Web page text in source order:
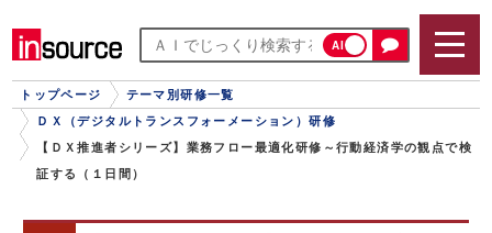
AI
トップページ
テーマ別研修一覧
ＤＸ（デジタルトランスフォーメーション）研修
【ＤＸ推進者シリーズ】業務フロー最適化研修～行動経済学の観点で検
証する（１日間）